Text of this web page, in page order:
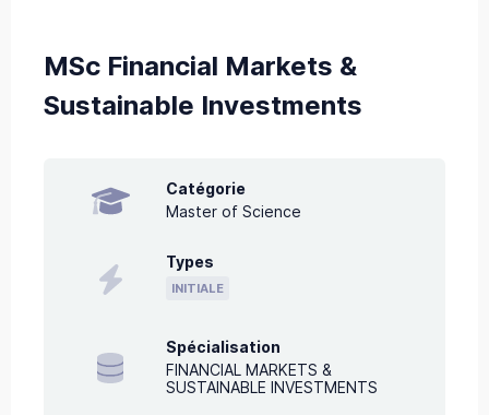
MSc Financial Markets &
Sustainable Investments
Catégorie
Master of Science
Types
INITIALE
Spécialisation
FINANCIAL MARKETS &
SUSTAINABLE INVESTMENTS